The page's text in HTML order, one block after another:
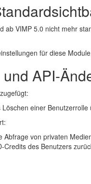
ab VIMP 5.0 nicht mehr
für diese
API-
Löschen einer Benutzerrolle
Abfrage von privaten
Credits des Benutzers